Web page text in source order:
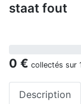
staat fout
0 € collectés sur
Description